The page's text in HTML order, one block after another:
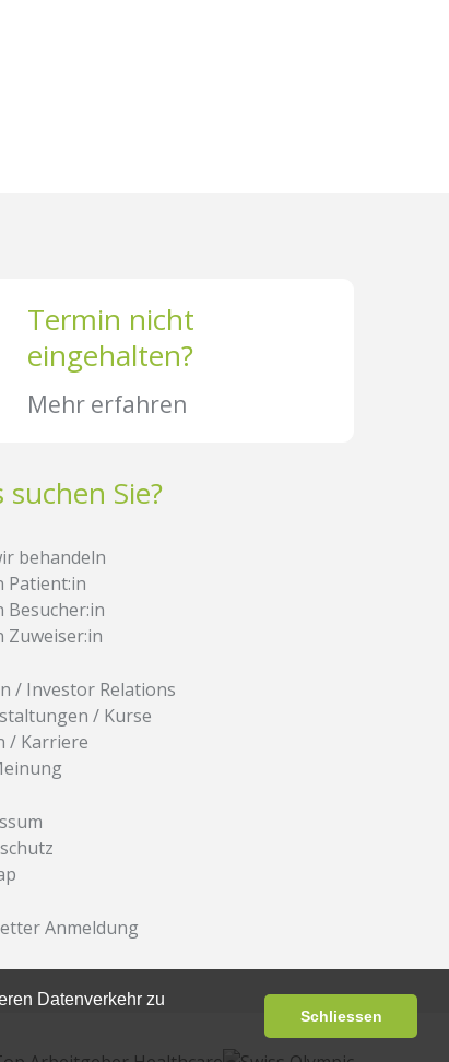
Datenverkehr zu
Schliessen
Termin nicht
eingehalten?
Mehr erfahren
suchen Sie?
behandeln
Patient:in
Besucher:in
Zuweiser:in
/ Investor Relations
/ Kurse
/ Karriere
Anmeldung